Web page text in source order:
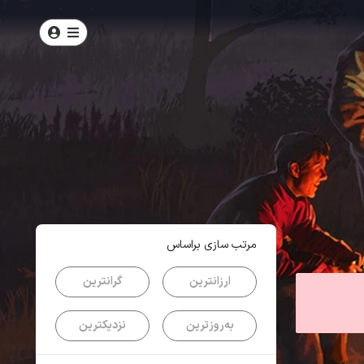
مرتب سازی براساس
ارزانترین گرانترین
به‌روزترین نزدیکترین